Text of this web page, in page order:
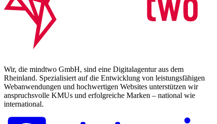
Wir, die mindtwo GmbH, sind eine Digitalagentur aus dem
Rheinland. Spezialisiert auf die Entwicklung von leistungsfähigen
Webanwendungen und hochwertigen Websites unterstützen wir
anspruchsvolle KMUs und erfolgreiche Marken – national wie
international.